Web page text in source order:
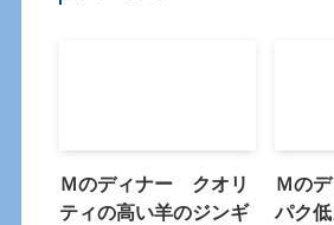
Ｍのディナー クオリ
ティの高い羊のジンギ
Ｍの
パク